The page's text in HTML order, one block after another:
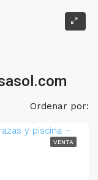
Ordenar por:
VENTA